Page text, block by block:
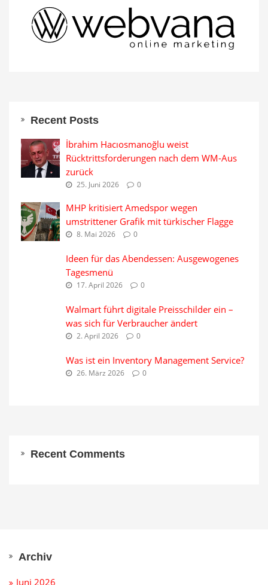
Recent Posts
İbrahim Hacıosmanoğlu weist
Rücktrittsforderungen nach dem WM-Aus
zurück
25. Juni 2026 0
MHP kritisiert Amedspor wegen
umstrittener Grafik mit türkischer Flagge
8. Mai 2026 0
Ideen für das Abendessen: Ausgewogenes
Tagesmenü
17. April 2026 0
Walmart führt digitale Preisschilder ein –
was sich für Verbraucher ändert
2. April 2026 0
Was ist ein Inventory Management Service?
26. März 2026 0
Recent Comments
Archiv
Juni 2026